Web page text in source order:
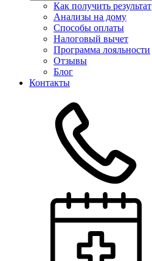
Как получить результат
Анализы на дому
Способы оплаты
Налоговый вычет
Программа лояльности
Отзывы
Блог
Контакты